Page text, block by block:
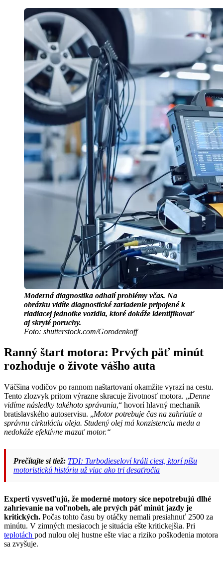
Moderná diagnostika odhalí problémy včas. Na
obrázku vidíte diagnostické zariadenie pripojené k
riadiacej jednotke vozidla, ktoré dokáže identifikovať
aj skryté poruchy.
Foto: shutterstock.com/Gorodenkoff
Ranný štart motora: Prvých päť minút
rozhoduje o živote vášho auta
Väčšina vodičov po rannom naštartovaní okamžite vyrazí na cestu.
Tento zlozvyk pritom výrazne skracuje životnosť motora. „Denne
vidíme následky takéhoto správania,“ hovorí hlavný mechanik
bratislavského autoservisu. „Motor potrebuje čas na zahriatie a
správnu cirkuláciu oleja. Studený olej má konzistenciu medu a
nedokáže efektívne mazať motor.“
Prečítajte si tiež: TDI: Turbodieseloví králi ciest, ktorí píšu
motoristickú históriu už viac ako tri desaťročia
Experti vysvetľujú, že moderné motory síce nepotrebujú dlhé
zahrievanie na voľnobeh, ale prvých päť minút jazdy je
kritických. Počas tohto času by otáčky nemali presiahnuť 2500 za
minútu. V zimných mesiacoch je situácia ešte kritickejšia. Pri
teplotách pod nulou olej hustne ešte viac a riziko poškodenia motora
sa zvyšuje.